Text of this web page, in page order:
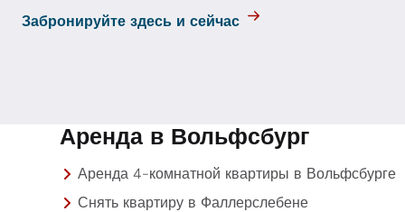
Забронируйте здесь и сейчас
Аренда в Вольфсбург
Аренда 4-комнатной квартиры в Вольфсбурге
Снять квартиру в Фаллерслебене